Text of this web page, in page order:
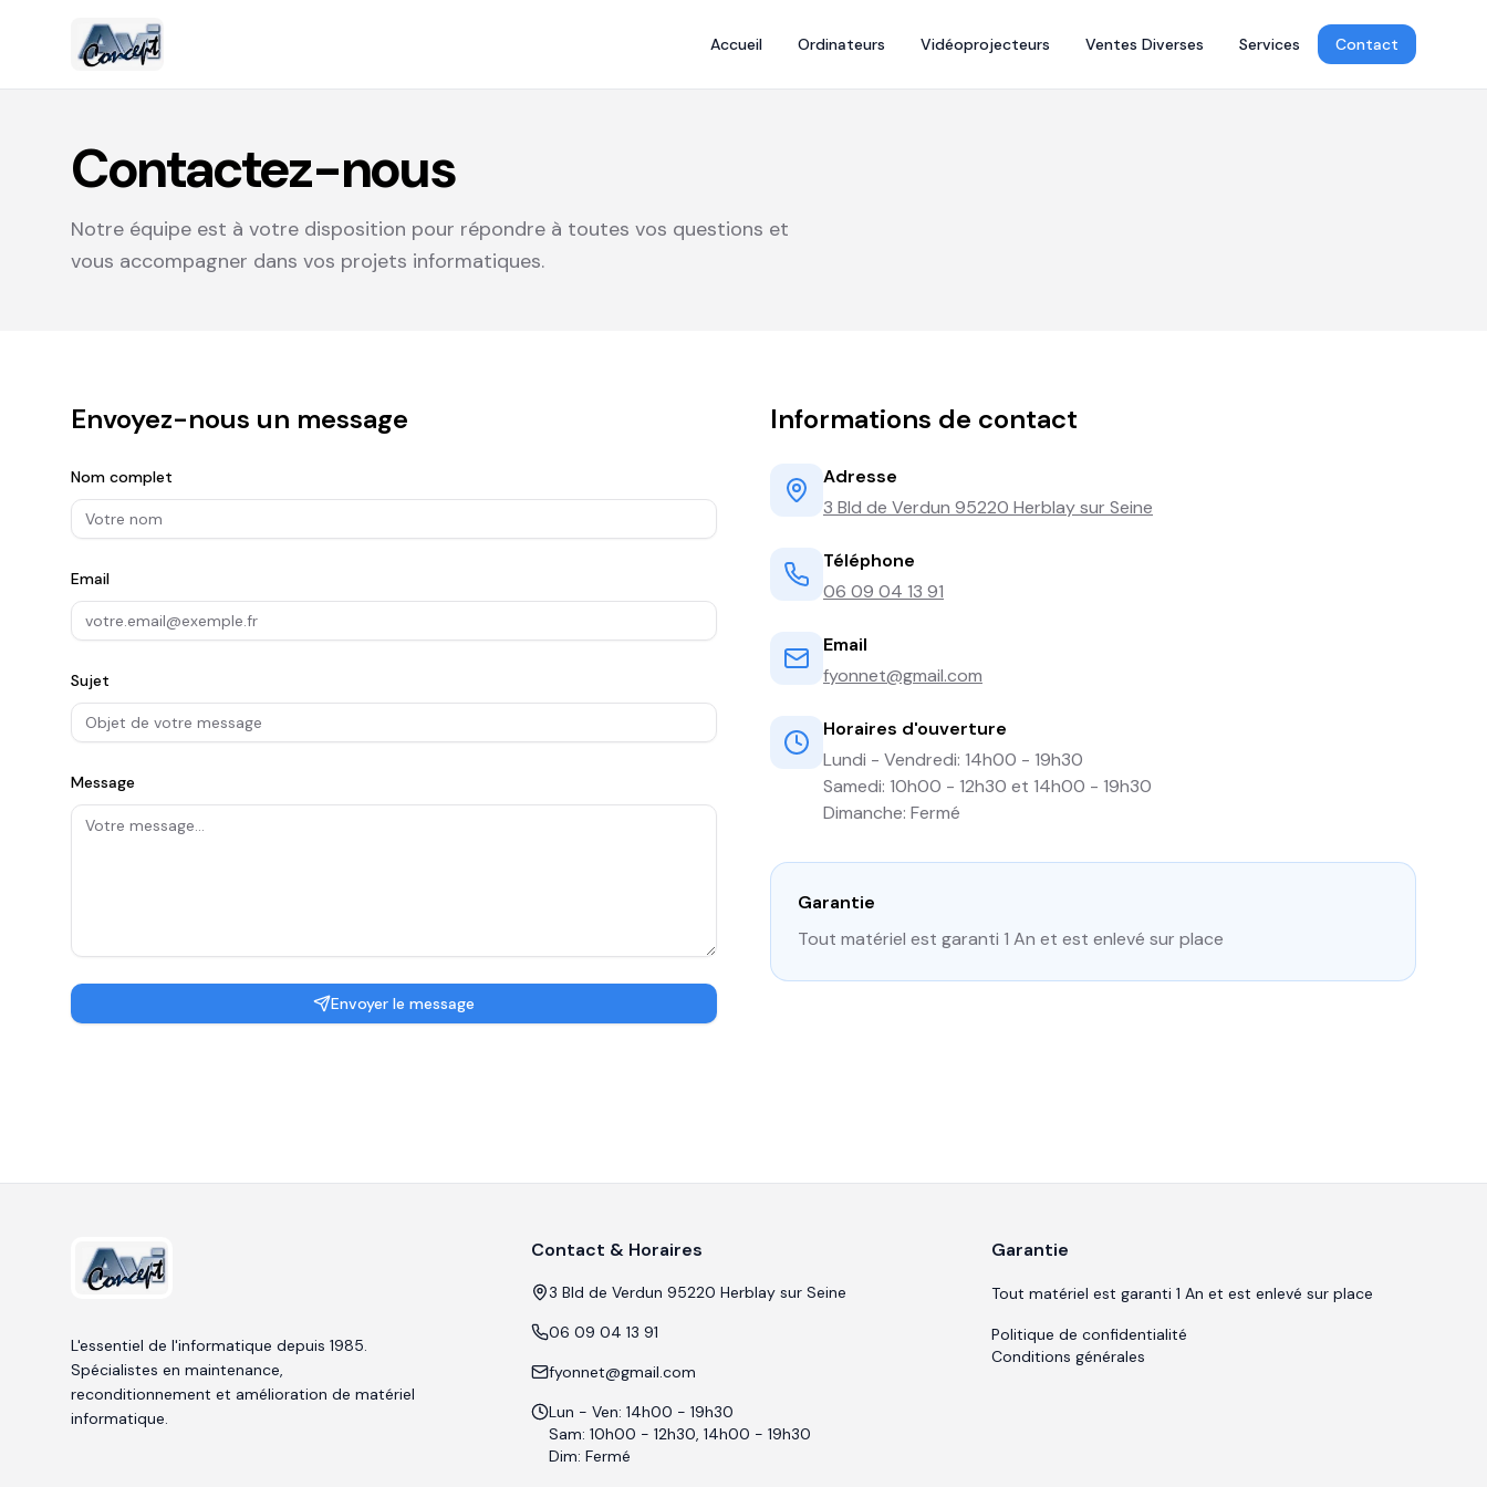
Accueil Ordinateurs Vidéoprojecteurs Ventes Diverses Services Contact
Contactez-nous
Notre équipe est à votre disposition pour répondre à toutes vos questions et
vous accompagner dans vos projets informatiques.
Envoyez-nous un message
Nom complet
Email
Sujet
Message
Envoyer le message
Informations de contact
Adresse
3 Bld de Verdun 95220 Herblay sur Seine
Téléphone
06 09 04 13 91
Email
fyonnet@gmail.com
Horaires d'ouverture
Lundi - Vendredi: 14h00 - 19h30
Samedi: 10h00 - 12h30 et 14h00 - 19h30
Dimanche: Fermé
Garantie
Tout matériel est garanti 1 An et est enlevé sur place
L'essentiel de l'informatique depuis 1985.
Spécialistes en maintenance,
reconditionnement et amélioration de matériel
informatique.
Contact & Horaires
3 Bld de Verdun 95220 Herblay sur Seine
06 09 04 13 91
fyonnet@gmail.com
Lun - Ven: 14h00 - 19h30
Sam: 10h00 - 12h30, 14h00 - 19h30
Dim: Fermé
Garantie
Tout matériel est garanti 1 An et est enlevé sur place
Politique de confidentialité
Conditions générales